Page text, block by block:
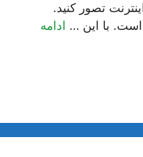
تصور کنید.
است. با این … ادامه